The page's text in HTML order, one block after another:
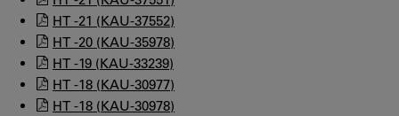
HT -21 (KAU-37552)
HT -20 (KAU-35978)
HT -19 (KAU-33239)
HT -18 (KAU-30977)
HT -18 (KAU-30978)